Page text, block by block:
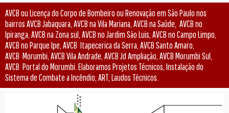
AVCB ou Licença do Corpo de Bombeiro ou Renovação em São Paulo nos
bairros AVCB Jabaquara, AVCB na Vila Mariana, AVCB na Saúde, AVCB no
Ipiranga, AVCB na Zona sul, AVCB no Jardim São Luis, AVCB no Campo Limpo,
AVCB no Parque Ipe, AVCB Itapecerica da Serra, AVCB Santo Amaro,
AVCB Morumbi, AVCB Vila Andrade, AVCB Jd Ampliação, AVCB Morumbi Sul,
AVCB Portal do Morumbi. Elaboramos Projetos Técnicos, Instalação do
Sistema de Combate a Incêndio, ART, Laudos Técnicos.